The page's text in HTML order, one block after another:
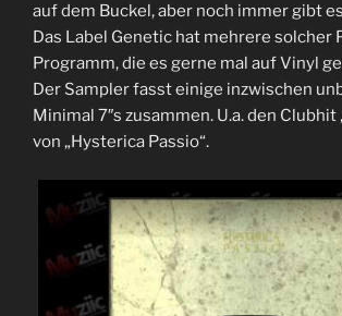
auf dem Buckel, aber noch immer gibt
Das Label Genetic hat mehrere solcher
Programm, die es gerne mal auf Vinyl
Der Sampler fasst einige inzwischen
Minimal 7″s zusammen. U.a. den Clubhit
von „Hysterica Passio“.